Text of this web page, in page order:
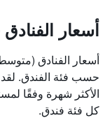
أسعار
أسعار الفنادق
حسب فئة الفندق. لقد
الأكثر شهرة وفقًا
كل فئة فندق.